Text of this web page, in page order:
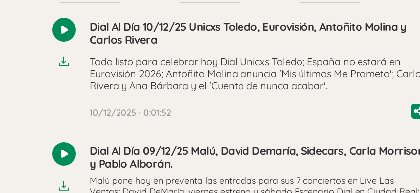
Reproducir
Dial Al Día 10/12/25 Unicxs Toledo, Eurovisión, Antoñito Molina y
Carlos Rivera
Todo listo para celebrar hoy Dial Unicxs Toledo; España no estará en
Eurovisión 2026; Antoñito Molina anuncia 'Mis últimos Me Prometo';
Rivera y Ana Bárbara y el 'Cuento de nunca acabar'.
10/12/2025 · 0:01:52
Reproducir
Dial Al Día 09/12/25 Malú, David Demaría, Sidecars, Carla
y Pablo Alborán.
Malú pone hoy en preventa las entradas para sus 7 conciertos en Live Las